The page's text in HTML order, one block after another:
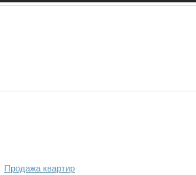
Продажа квартир